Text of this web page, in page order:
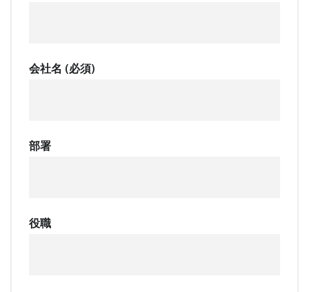
会社名 (必須)
部署
役職